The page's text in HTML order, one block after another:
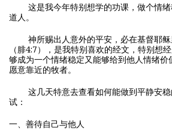
这是我今年特别想学的功课，做个情绪
道人。
神所赐出人意外的平安，必在基督耶稣
（腓4:7），是我特别喜欢的经文，特别想
够成为一个情绪稳定又能够给到他人情绪价
愿意靠近的牧者。
这几天特意去查看如何能做到平静安稳
试：
一、善待自己与他人